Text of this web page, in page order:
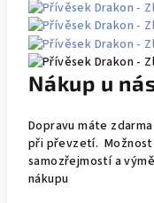
Nákup u
Dopravu máte
při převzetí. Možnost
samozřejmostí a
nákupu